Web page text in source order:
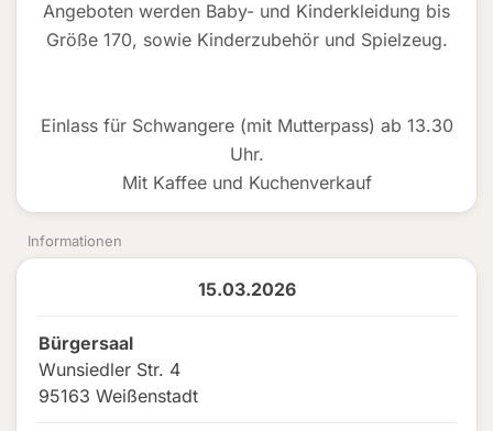
Angeboten werden Baby- und Kinderkleidung bis
Größe 170, sowie Kinderzubehör und Spielzeug.
Einlass für Schwangere (mit Mutterpass) ab 13.30
Uhr.
Mit Kaffee und Kuchenverkauf
Informationen
15.03.2026
Bürgersaal
Wunsiedler Str. 4
95163 Weißenstadt